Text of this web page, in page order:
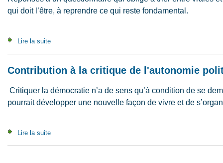
qui doit l’être, à reprendre ce qui reste fondamental.
Lire la suite
Contribution à la critique de l'autonomie
Critiquer la démocratie n’a de sens qu’à condition de se
pourrait développer une nouvelle façon de vivre et de
Lire la suite